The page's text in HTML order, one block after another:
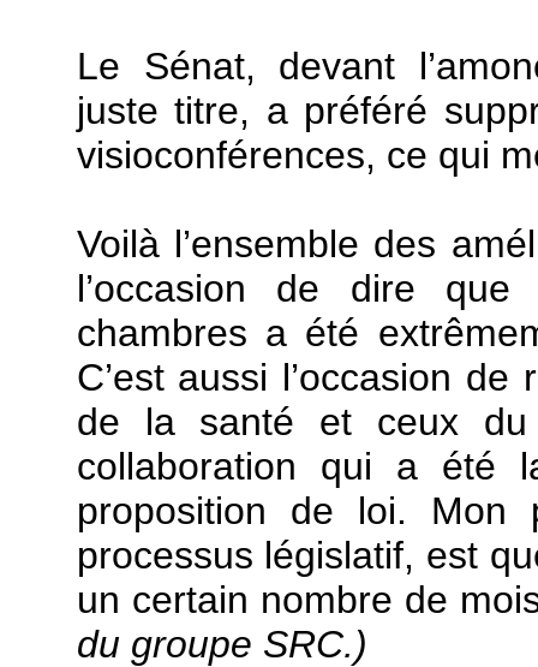
Le Sénat, devant
juste titre, a préféré
visioconférences, ce qui
Voilà l’ensemble des
l’occasion de dire
chambres a été
C’est aussi l’occasion
de la santé et ceux
collaboration qui a été
proposition de loi. Mon
processus législatif, est
un certain nombre de
du groupe SRC.)